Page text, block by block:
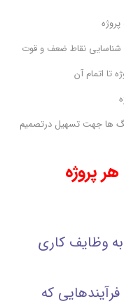
شناسایی نقاط ضعف و قوت
تا اتمام آن
ها جهت تسهیل درتصمیم
وظایف کاری
که